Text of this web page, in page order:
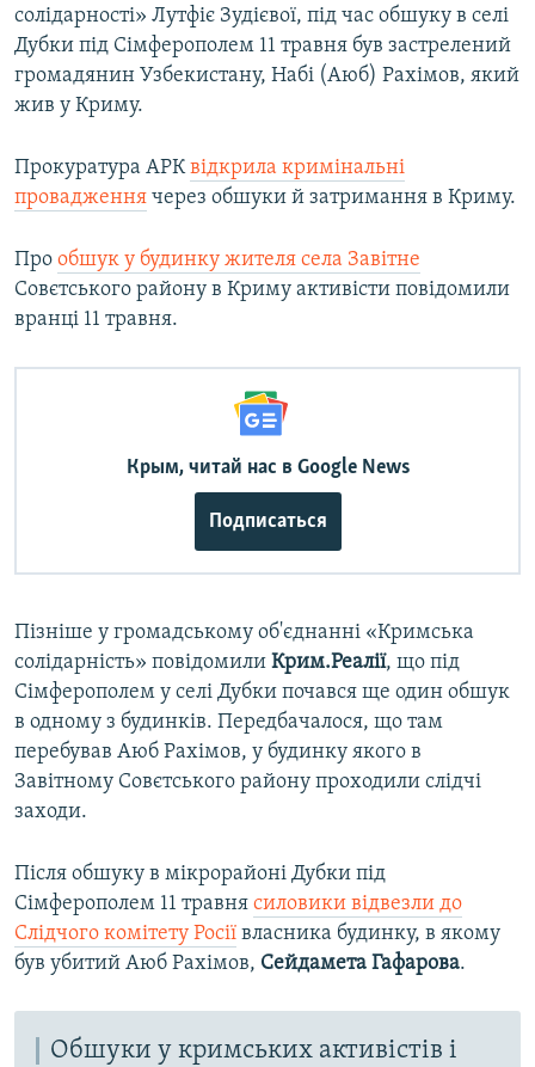
солідарності» Лутфіє Зудієвої, під час обшуку в селі
Дубки під Сімферополем 11 травня був застрелений
громадянин Узбекистану, Набі (Аюб) Рахімов, який
жив у Криму.
Прокуратура АРКвідкрила кримінальні
провадження через обшуки й затримання в Криму.
Про обшук у будинку жителя села Завітне
Совєтського району в Криму активісти повідомили
вранці 11 травня.
Крым, читай нас в Google News
Подписаться
Пізніше у громадському об'єднанні «Кримська
солідарність» повідомили Крим.Реалії, що під
Сімферополем у селі Дубки почався ще один обшук
в одному з будинків. Передбачалося, що там
перебував Аюб Рахімов, у будинку якого в
Завітному Совєтського району проходили слідчі
заходи.
Після обшуку в мікрорайоні Дубки під
Сімферополем 11 травня силовики відвезли до
Слідчого комітету Росії власника будинку, в якому
був убитий Аюб Рахімов, Сейдамета Гафарова.
Обшуки у кримських активістів і